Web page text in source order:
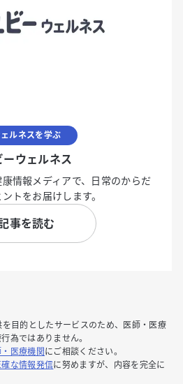
ルネスを学ぶ
ーウェルネス
情報メディアで、日常のからだ
トをお届けします。
事を読む
目的としたサービスのため、医師・医療
為ではありません。
・医療機関 にご相談ください。
な情報発信に努めますが、内容を完全に